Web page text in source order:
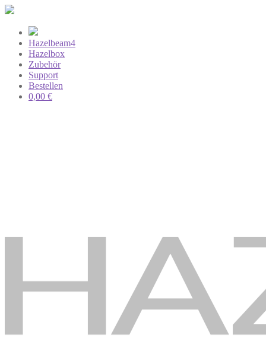
Hazelbeam4
Hazelbox
Zubehör
Support
Bestellen
0,00 €